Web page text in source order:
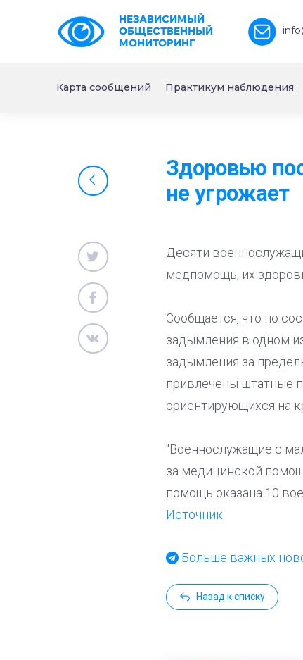
НЕЗАВИСИМЫЙ
ОБЩЕСТВЕННЫЙ
МОНИТОРИНГ
Карта сообщений Практикум наблюдения
Здоровью
не угрожает
Десяти
медпомощь, их
Сообщается, что по
задымления в одном
задымления за
привлечены штатные
ориентирующихся на
"Военнослужащие с
за медицинской
помощь оказана 10
Источник
Больше важных
Назад к списку